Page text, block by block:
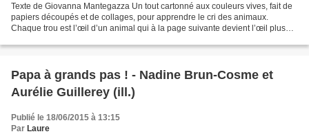
Texte de Giovanna Mantegazza Un tout cartonné aux couleurs vives, fait de
papiers découpés et de collages, pour apprendre le cri des animaux.
Chaque trou est l’œil d’un animal qui à la page suivante devient l’œil plus
Papa à grands pas ! - Nadine Brun-Cosme et
Aurélie Guillerey (ill.)
Publié le 18/06/2015 à 13:15
Par Laure